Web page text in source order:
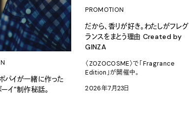
ポパイが一緒に作った
イ”制作秘話。
PROMOTION
だから、香りが好き。わたしがフレグ
ランスをまとう理由 Created by
GINZA
〈ZOZOCOSME〉で「Fragrance
Edition」が開催中。
2026年7月23日